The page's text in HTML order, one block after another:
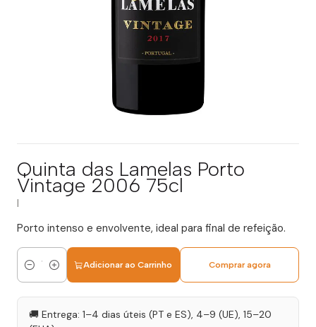
Quinta das Lamelas Porto
Vintage 2006 75cl
Porto intenso e envolvente, ideal para final de refeição.
Quantidade
Adicionar ao Carrinho Comprar agora
🚚 Entrega: 1–4 dias úteis (PT e ES), 4–9 (UE), 15–20